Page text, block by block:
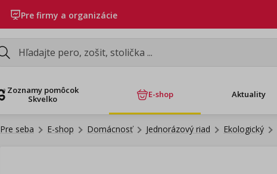
Pre firmy a organizácie
Zoznamy pomôcok
Skvelko
E-shop Aktuality
Pre seba E-shop Domácnosť Jednorázový riad Ekologický